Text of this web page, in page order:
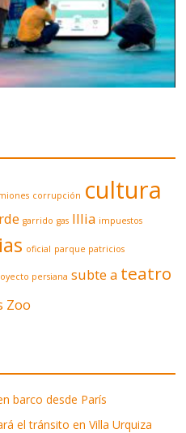
corrupción cultura
garrido gas Illia impuestos
oficial parque patricios
persiana subte a teatro
Zoo
barco desde París
el tránsito en Villa Urquiza